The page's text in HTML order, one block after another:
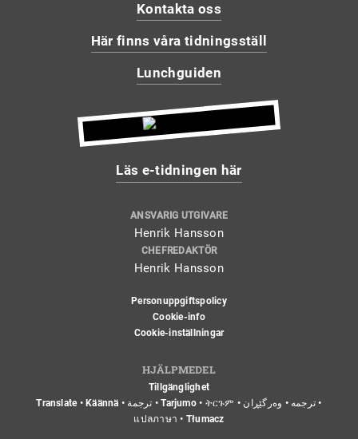
Kontakta oss
Här finns våra tidningsställ
Lunchguiden
Läs e-tidningen här
ANSVARIG UTGIVARE
Henrik Hansson
CHEFREDAKTÖR
Henrik Hansson
Personuppgiftspolicy
Cookie-info
Cookie-inställningar
HJÄLPMEDEL
Tillgänglighet
Translate • Käännä • ترجمة • Tarjumo • ትርጉም • ترجمه • وەرگێڕان •
แปลภาษา • Tłumacz